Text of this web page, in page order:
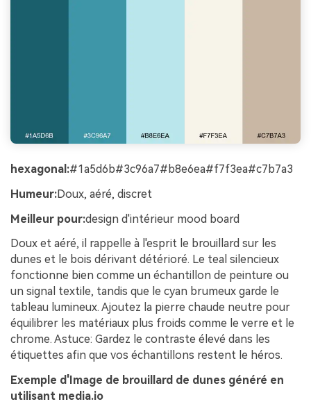
hexagonal:#1a5d6b#3c96a7#b8e6ea#f7f3ea#c7b7a3
Humeur:Doux, aéré, discret
Meilleur pour:design d'intérieur mood board
Doux et aéré, il rappelle à l'esprit le brouillard sur les
dunes et le bois dérivant détérioré. Le teal silencieux
fonctionne bien comme un échantillon de peinture ou
un signal textile, tandis que le cyan brumeux garde le
tableau lumineux. Ajoutez la pierre chaude neutre pour
équilibrer les matériaux plus froids comme le verre et le
chrome. Astuce: Gardez le contraste élevé dans les
étiquettes afin que vos échantillons restent le héros.
Exemple d'Image de brouillard de dunes généré en
utilisant media.io